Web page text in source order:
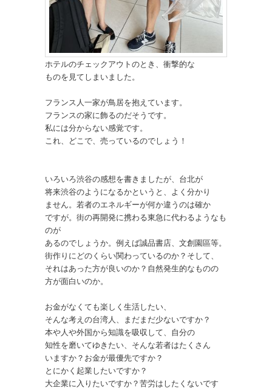
ホテルのチェックアウトのとき、衝撃的な
ものを見てしまいました。
フランス人一家が鳥居を抱えています。
フランスの家に飾るのだそうです。
私には分からない感覚です。
これ、どこで、売っているのでしょう！
いろいろ渋谷の感想を書きましたが、台北が
将来渋谷のようになるかというと、よく分かり
ません。若者のエネルギーが何か違うのは確か
ですが。街の再開発に携わる東急に代わるようなも
のが
あるのでしょうか。例えば誠品書店、文創園區等。
街作りにどのくらい関わっているのか？そして、
それはあった方が良いのか？自然発生的なものの
方が面白いのか。
お金がなくても楽しく生活したい、
そんな考えの台湾人、まだまだ少ないですか？
本や人や外国から知識を吸収して、自分の
知性を磨いてゆきたい、そんな若者はたくさん
いますか？お金が最優先ですか？
とにかく起業したいですか？
大企業に入りたいですか？苦労はしたくないです